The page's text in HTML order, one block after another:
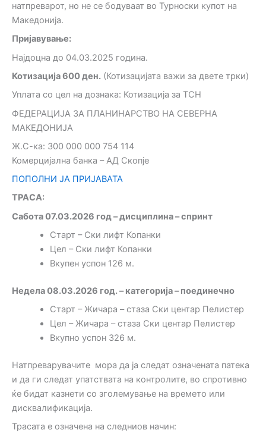
натпреварот, но не се бодуваат во Турноски купот на
Македонија.
Пријавување:
Најдоцна до 04.03.2025 година.
Котизација 600 ден. (Котизацијата важи за двете трки)
Уплата со цел на дознака: Котизација за ТСН
ФЕДЕРАЦИЈА ЗА ПЛАНИНАРСТВО НА СЕВЕРНА
МАКЕДОНИЈА
Ж.С-ка: 300 000 000 754 114
Комерцијална банка – АД Скопје
ПОПОЛНИ ЈА ПРИЈАВАТА
ТРАСА:
Сабота 07.03.2026 год – дисциплина – спринт
Старт – Ски лифт Копанки
Цел – Ски лифт Копанки
Вкупен успон 126 м.
Недела 08.03.2026 год. – категорија – поединечно
Старт – Жичара – стаза Ски центар Пелистер
Цел – Жичара – стаза Ски центар Пелистер
Вкупно успон 326 м.
Натпреварувачите мора да ја следат означената патека
и да ги следат упатствата на контролите, во спротивно
ќе бидат казнети со зголемување на времето или
дисквалификација.
Трасата е означена на следниов начин: